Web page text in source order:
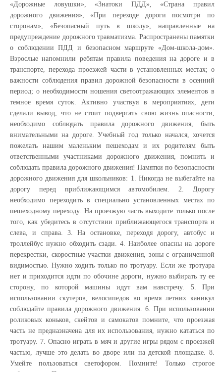
«Дорожные ловушки», «Знатоки ПДД», «Страна правил
дорожного движения», «При переходе дороги посмотри по
сторонам», «Безопасный путь в школу», направленные на
предупреждение дорожного травматизма. Распространены памятки
о соблюдении ПДД и безопасном маршруте «Дом-школа-дом».
Взрослые напомнили ребятам правила поведения на дороге и в
транспорте, перехода проезжей части в установленных местах; о
важности соблюдения правил дорожной безопасности в осенний
период; о необходимости ношения светоотражающих элементов в
темное время суток. Активно участвуя в мероприятиях, дети
сделали вывод, что не стоит подвергать свою жизнь опасности,
необходимо соблюдать правила дорожного движения, быть
внимательными на дороге. Учебный год только начался, хочется
пожелать нашим маленьким пешеходам и их родителям быть
ответственными участниками дорожного движения, помнить и
соблюдать правила дорожного движения! Памятки по безопасности
дорожного движения для школьников: 1. Никогда не выбегайте на
дорогу перед приближающимся автомобилем. 2. Дорогу
необходимо переходить в специально установленных местах по
пешеходному переходу. На проезжую часть выходите только после
того, как убедитесь в отсутствии приближающегося транспорта и
слева, и справа. 3. На остановке, переходя дорогу, автобус и
троллейбус нужно обходить сзади. 4. Наиболее опасны на дороге
перекрестки, скоростные участки движения, зоны с ограниченной
видимостью. Нужно ходить только по тротуару. Если же тротуара
нет и приходится идти по обочине дороги, нужно выбирать ту ее
сторону, по которой машины идут вам навстречу. 5. При
использовании скутеров, велосипедов во время летних каникул
соблюдайте правила дорожного движения. 6. При использовании
роликовых коньков, скейтов и самокатов помните, что проезжая
часть не предназначена для их использования, нужно кататься по
тротуару. 7. Опасно играть в мяч и другие игры рядом с проезжей
частью, лучше это делать во дворе или на детской площадке. 8.
Умейте пользоваться светофором. Помните! Только строгое